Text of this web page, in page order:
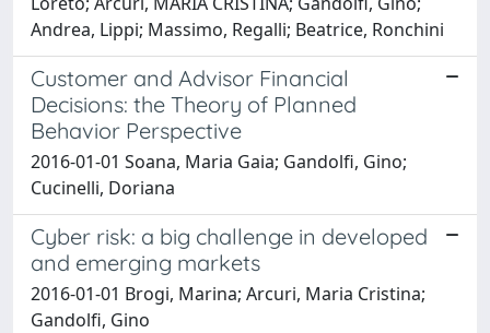
Andrea, Lippi; Massimo, Regalli; Beatrice, Ronchini
Customer and Advisor Financial
Decisions: the Theory of Planned
Behavior Perspective
2016-01-01 Soana, Maria Gaia; Gandolfi, Gino;
Cucinelli, Doriana
Cyber risk: a big challenge in developed
and emerging markets
2016-01-01 Brogi, Marina; Arcuri, Maria Cristina;
Gandolfi, Gino